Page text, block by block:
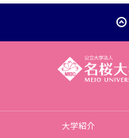
大学紹介